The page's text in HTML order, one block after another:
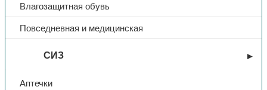
Влагозащитная обувь
Повседневная и медицинская
СИЗ
Аптечки
Беруши «Руссиз 110», 37 дБ, со
шнурком, арт. 110